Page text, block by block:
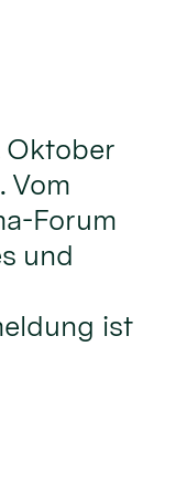
Oktober
Vom
Forum
und
ist